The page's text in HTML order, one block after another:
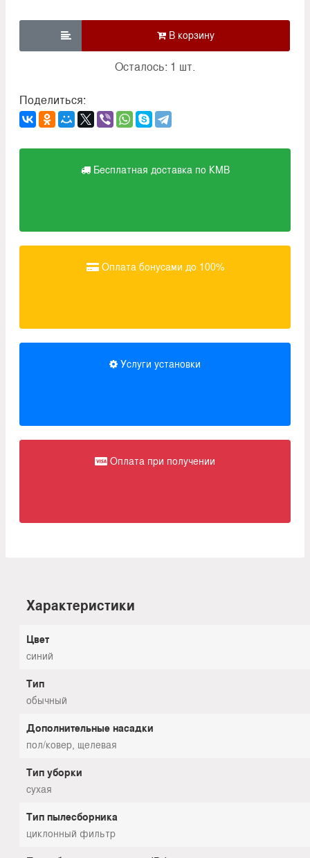

Осталось: 1 шт.
Поделиться:
Бесплатная доставка по КМВ
Оплата бонусами до 100%
Услуги установки
Оплата при получении
Характеристики
Цвет
синий
Тип
обычный
Дополнительные насадки
пол/ковер, щелевая
Тип уборки
сухая
Тип пылесборника
циклонный фильтр